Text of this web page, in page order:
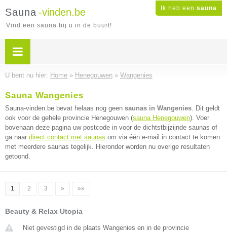
Ik heb een sauna
Sauna -vinden.be
Vind een sauna bij u in de buurt!
U bent nu hier: Home » Henegouwen » Wangenies
Sauna Wangenies
Sauna-vinden.be bevat helaas nog geen saunas in Wangenies. Dit geldt
ook voor de gehele provincie Henegouwen (sauna Henegouwen). Voer
bovenaan deze pagina uw postcode in voor de dichtstbijzijnde saunas of
ga naar direct contact met saunas om via één e-mail in contact te komen
met meerdere saunas tegelijk. Hieronder worden nu overige resultaten
getoond.
1 2 3 » »»
Beauty & Relax Utopia
Niet gevestigd in de plaats Wangenies en in de provincie